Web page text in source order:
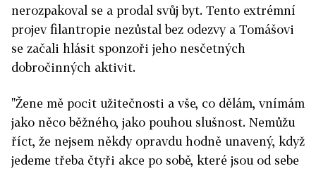
nerozpakoval se a prodal svůj byt. Tento extrémní
projev filantropie nezůstal bez odezvy a Tomášovi
se začali hlásit sponzoři jeho nesčetných
dobročinných aktivit.
"Žene mě pocit užitečnosti a vše, co dělám, vnímám
jako něco běžného, jako pouhou slušnost. Nemůžu
říct, že nejsem někdy opravdu hodně unavený, když
jedeme třeba čtyři akce po sobě, které jsou od sebe